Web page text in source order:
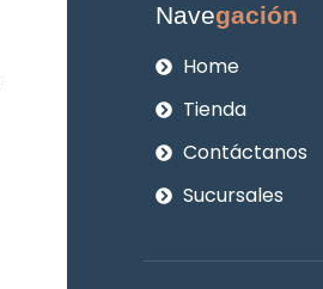
Navegación
Home
Tienda
Contáctanos
Sucursales